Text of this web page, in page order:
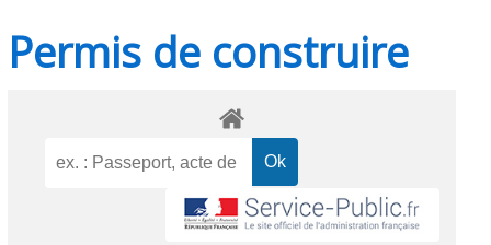
Permis de construire